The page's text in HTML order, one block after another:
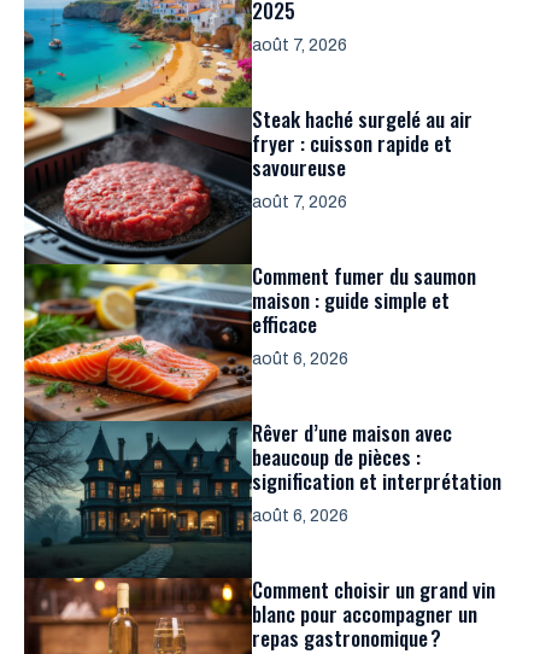
2025
août 7, 2026
Steak haché surgelé au air
fryer : cuisson rapide et
savoureuse
août 7, 2026
Comment fumer du saumon
maison : guide simple et
efficace
août 6, 2026
Rêver d’une maison avec
beaucoup de pièces :
signification et interprétation
août 6, 2026
Comment choisir un grand vin
blanc pour accompagner un
repas gastronomique ?